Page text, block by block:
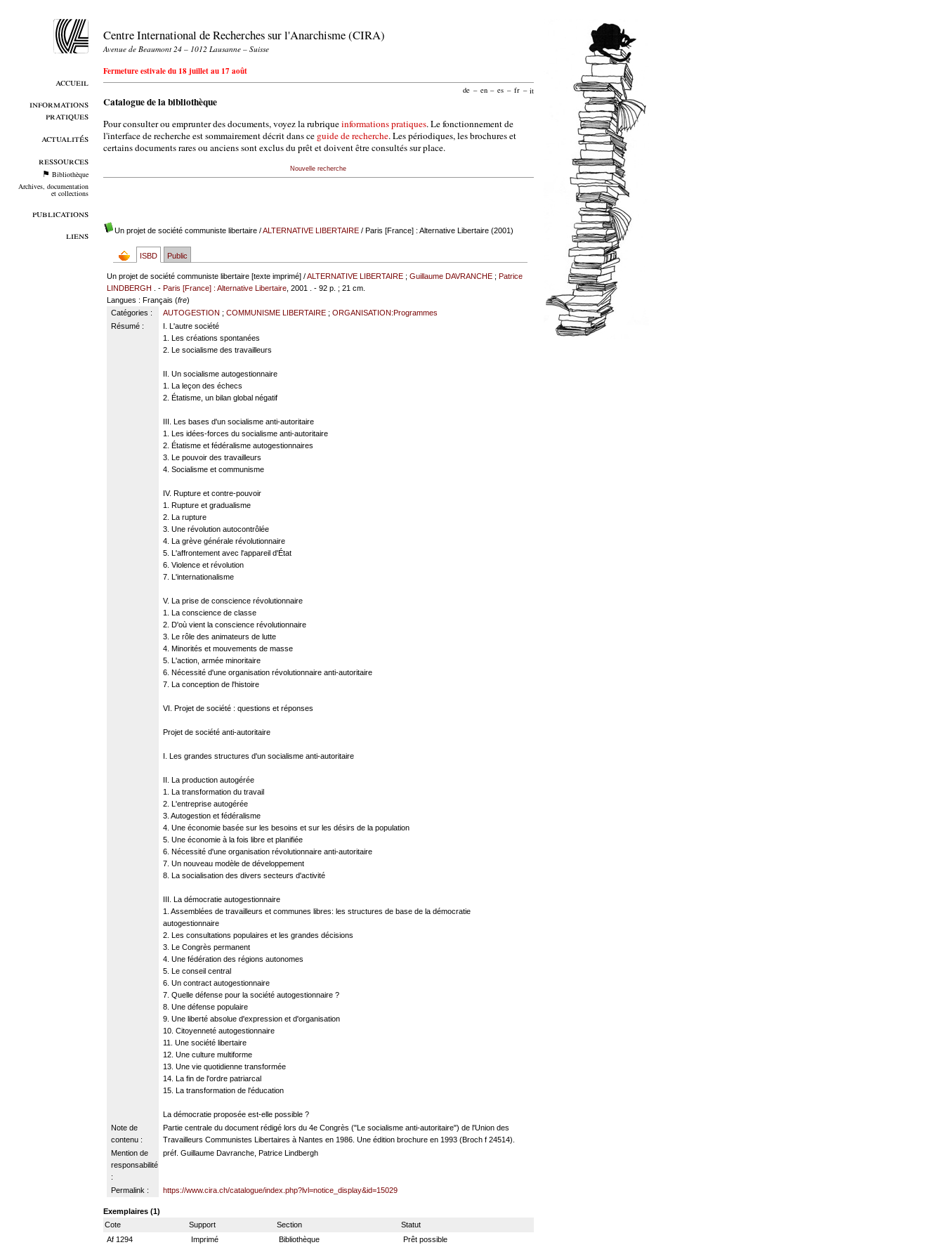
accueil
informations
pratiques
actualités
ressources
Bibliothèque
Archives, documentation
et collections
publications
liens
Centre International de Recherches sur l'Anarchisme (CIRA)
Avenue de Beaumont 24 – 1012 Lausanne – Suisse
Fermeture estivale du 18 juillet au 17 août
de – en – es – fr – it
Catalogue de la bibliothèque
Pour consulter ou emprunter des documents, voyez la rubriqueinformations pratiques. Le fonctionnement de
l'interface de recherche est sommairement décrit dans ce guide de recherche. Les périodiques, les brochures et
certains documents rares ou anciens sont exclus du prêt et doivent être consultés sur place.
Nouvelle recherche
Un projet de société communiste libertaire/ALTERNATIVE LIBERTAIRE/ Paris [France] : Alternative Libertaire (2001)
ISBD Public
Un projet de société communiste libertaire [texte imprimé] /ALTERNATIVE LIBERTAIRE ;Guillaume DAVRANCHE ;Patrice
LINDBERGH
. -Paris [France] : Alternative Libertaire , 2001 . - 92 p. ; 21 cm.
Langues : Français (fre)
Catégories :
AUTOGESTION ; COMMUNISME LIBERTAIRE; ORGANISATION:Programmes
Résumé :
I. L'autre société
1. Les créations spontanées
2. Le socialisme des travailleurs
II. Un socialisme autogestionnaire
1. La leçon des échecs
2. Étatisme, un bilan global négatif
III. Les bases d'un socialisme anti-autoritaire
1. Les idées-forces du socialisme anti-autoritaire
2. Étatisme et fédéralisme autogestionnaires
3. Le pouvoir des travailleurs
4. Socialisme et communisme
IV. Rupture et contre-pouvoir
1. Rupture et gradualisme
2. La rupture
3. Une révolution autocontrôlée
4. La grève générale révolutionnaire
5. L'affrontement avec l'appareil d'État
6. Violence et révolution
7. L'internationalisme
V. La prise de conscience révolutionnaire
1. La conscience de classe
2. D'où vient la conscience révolutionnaire
3. Le rôle des animateurs de lutte
4. Minorités et mouvements de masse
5. L'action, armée minoritaire
6. Nécessité d'une organisation révolutionnaire anti-autoritaire
7. La conception de l'histoire
VI. Projet de société : questions et réponses
Projet de société anti-autoritaire
I. Les grandes structures d'un socialisme anti-autoritaire
II. La production autogérée
1. La transformation du travail
2. L'entreprise autogérée
3. Autogestion et fédéralisme
4. Une économie basée sur les besoins et sur les désirs de la population
5. Une économie à la fois libre et planifiée
6. Nécessité d'une organisation révolutionnaire anti-autoritaire
7. Un nouveau modèle de développement
8. La socialisation des divers secteurs d'activité
III. La démocratie autogestionnaire
1. Assemblées de travailleurs et communes libres: les structures de base de la démocratie
autogestionnaire
2. Les consultations populaires et les grandes décisions
3. Le Congrès permanent
4. Une fédération des régions autonomes
5. Le conseil central
6. Un contract autogestionnaire
7. Quelle défense pour la société autogestionnaire ?
8. Une défense populaire
9. Une liberté absolue d'expression et d'organisation
10. Citoyenneté autogestionnaire
11. Une société libertaire
12. Une culture multiforme
13. Une vie quotidienne transformée
14. La fin de l'ordre patriarcal
15. La transformation de l'éducation
La démocratie proposée est-elle possible ?
Note de
contenu :
Partie centrale du document rédigé lors du 4e Congrès ("Le socialisme anti-autoritaire") de l'Union des
Travailleurs Communistes Libertaires à Nantes en 1986. Une édition brochure en 1993 (Broch f 24514).
Mention de
responsabilité
:
préf. Guillaume Davranche, Patrice Lindbergh
Permalink : https://www.cira.ch/catalogue/index.php?lvl=notice_display&id=15029
Exemplaires (1)
Cote
Support Section
Statut
Af 1294
Imprimé Bibliothèque Prêt possible